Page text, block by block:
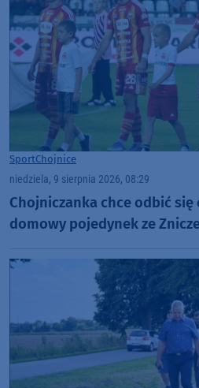
SportChojnice
niedziela, 9 sierpnia 2026, 08:29
Chojniczanka chce odbić się
domowy pojedynek ze